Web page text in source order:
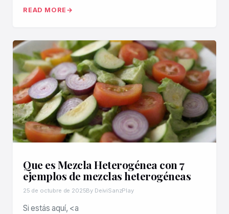
READ MORE
Que es Mezcla Heterogénea con 7
ejemplos de mezclas heterogéneas
25 de octubre de 2025By DeiviSanzPlay
Si estás aquí, <a